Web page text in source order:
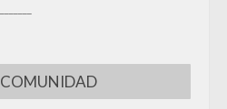
COMUNIDAD